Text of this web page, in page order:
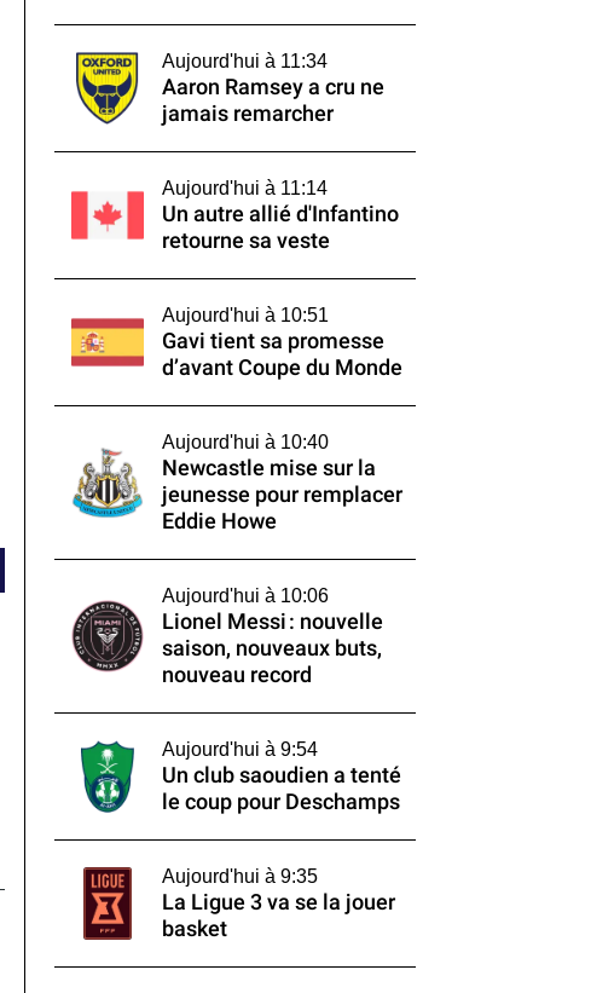
Aujourd'hui à 11:34
Aaron Ramsey a cru ne
jamais remarcher
Aujourd'hui à 11:14
Un autre allié d'Infantino
retourne sa veste
Aujourd'hui à 10:51
Gavi tient sa promesse
d’avant Coupe du Monde
Aujourd'hui à 10:40
Newcastle mise sur la
jeunesse pour remplacer
Eddie Howe
Aujourd'hui à 10:06
Lionel Messi : nouvelle
saison, nouveaux buts,
nouveau record
Aujourd'hui à 9:54
Un club saoudien a tenté
le coup pour Deschamps
Aujourd'hui à 9:35
La Ligue 3 va se la jouer
basket